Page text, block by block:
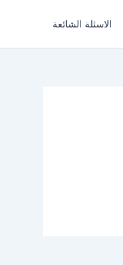
الاسئلة الشائعة